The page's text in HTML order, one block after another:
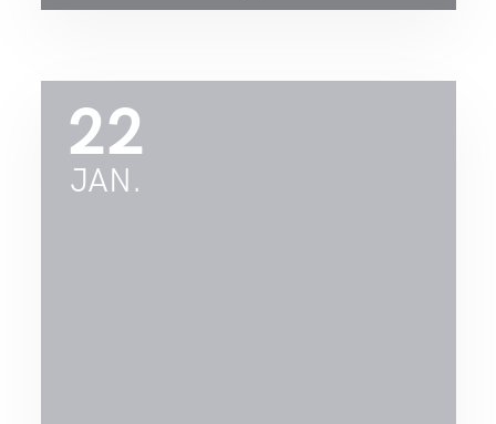
22
JAN.